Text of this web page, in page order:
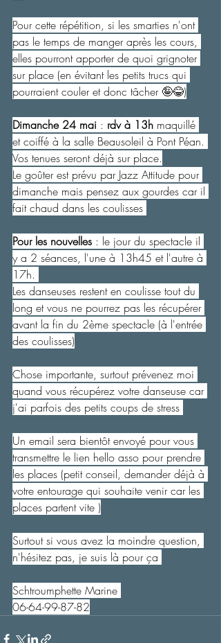
Pour cette répétition, si les smarties n'ont
pas le temps de manger après les cours,
elles pourront apporter de quoi grignoter
sur place (en évitant les petits trucs qui
pourraient couler et donc tâcher 🤪😂)
Dimanche 24 mai : rdv à 13h maquillé
et coiffé à la salle Beausoleil à Pont Péan.
Vos tenues seront déjà sur place.
Le goûter est prévu par Jazz Attitude pour
dimanche mais pensez aux gourdes car il
fait chaud dans les coulisses
Pour les nouvelles : le jour du spectacle il
y a 2 séances, l'une à 13h45 et l'autre à
17h.
Les danseuses restent en coulisse tout du
long et vous ne pourrez pas les récupérer
avant la fin du 2ème spectacle (à l'entrée
des coulisses)
Chose importante, surtout prévenez moi
quand vous récupérez votre danseuse car
j'ai parfois des petits coups de stress
Un email sera bientôt envoyé pour vous
transmettre le lien hello asso pour prendre
les places (petit conseil, demander déjà à
votre entourage qui souhaite venir car les
places partent vite )
Surtout si vous avez la moindre question,
n'hésitez pas, je suis là pour ça
Schtroumphette Marine
06-64-99-87-82